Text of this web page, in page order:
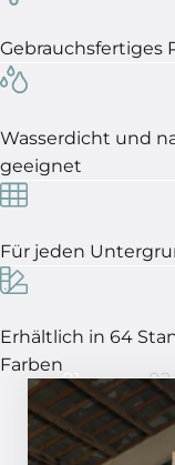
Gebrauchsfertiges
Wasserdicht und
geeignet
Für jeden
Erhältlich in 64
Farben
01 02
In 5
Ergebnis!